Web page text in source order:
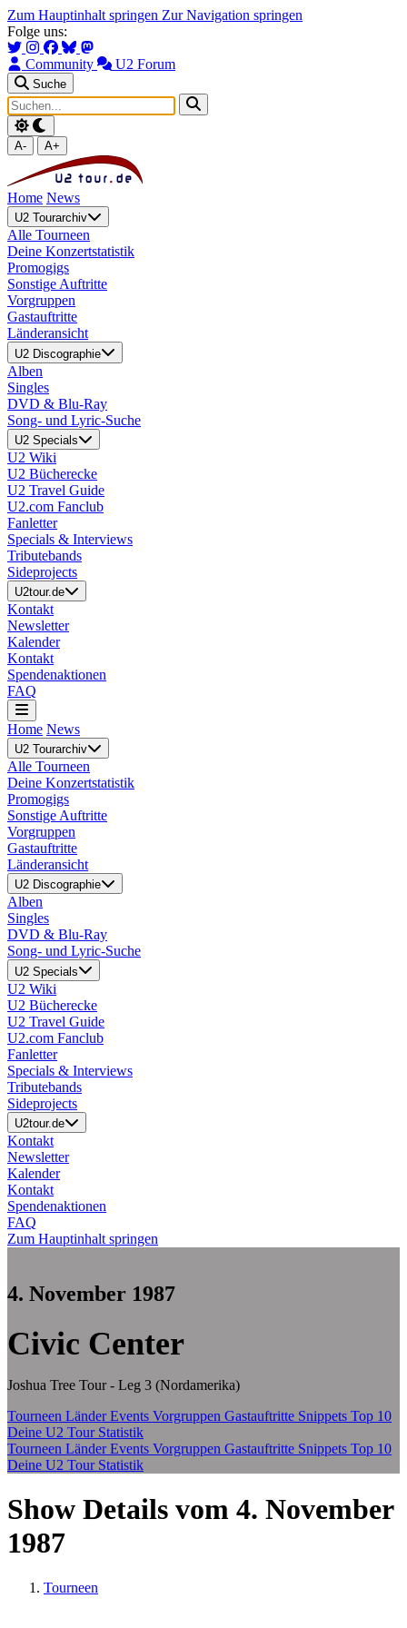
Zum Hauptinhalt springen Zur Navigation springen
Folge uns:
Community U2 Forum
Suche
A- A+
Home News
U2 Tourarchiv
Alle Tourneen
Deine Konzertstatistik
Promogigs
Sonstige Auftritte
Vorgruppen
Gastauftritte
Länderansicht
U2 Discographie
Alben
Singles
DVD & Blu-Ray
Song- und Lyric-Suche
U2 Specials
U2 Wiki
U2 Bücherecke
U2 Travel Guide
U2.com Fanclub
Fanletter
Specials & Interviews
Tributebands
Sideprojects
U2tour.de
Kontakt
Newsletter
Kalender
Kontakt
Spendenaktionen
FAQ
Home News
U2 Tourarchiv
Alle Tourneen
Deine Konzertstatistik
Promogigs
Sonstige Auftritte
Vorgruppen
Gastauftritte
Länderansicht
U2 Discographie
Alben
Singles
DVD & Blu-Ray
Song- und Lyric-Suche
U2 Specials
U2 Wiki
U2 Bücherecke
U2 Travel Guide
U2.com Fanclub
Fanletter
Specials & Interviews
Tributebands
Sideprojects
U2tour.de
Kontakt
Newsletter
Kalender
Kontakt
Spendenaktionen
FAQ
Zum Hauptinhalt springen
4. November 1987
Civic Center
Joshua Tree Tour - Leg 3 (Nordamerika)
Tourneen LänderEvents Vorgruppen Gastauftritte Snippets Top 10
Deine U2 Tour Statistik
Tourneen LänderEvents Vorgruppen Gastauftritte Snippets Top 10
Deine U2 Tour Statistik
Show Details vom 4. November
1987
Tourneen